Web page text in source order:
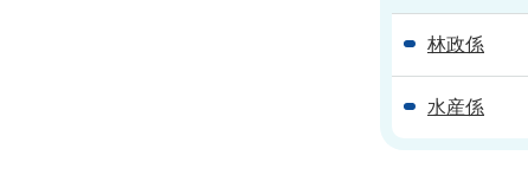
林政係
水産係